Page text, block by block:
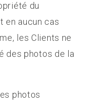
du
en aucun cas
les Clients ne
des photos de la
photos